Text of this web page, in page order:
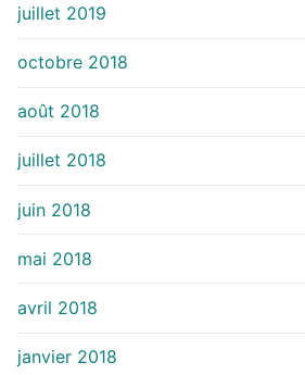
juillet 2019
octobre 2018
août 2018
juillet 2018
juin 2018
mai 2018
avril 2018
janvier 2018